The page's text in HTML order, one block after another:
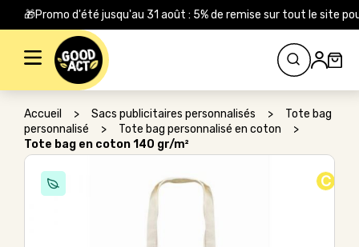
🎁Promo d'été jusqu'au 31 août : 5% de remise sur tout le site
Rechercher :
Accueil > Sacs publicitaires personnalisés >
Tote bag
personnalisé
> Tote bag personnalisé en coton
>
Tote bag en coton 140 gr/m²
C